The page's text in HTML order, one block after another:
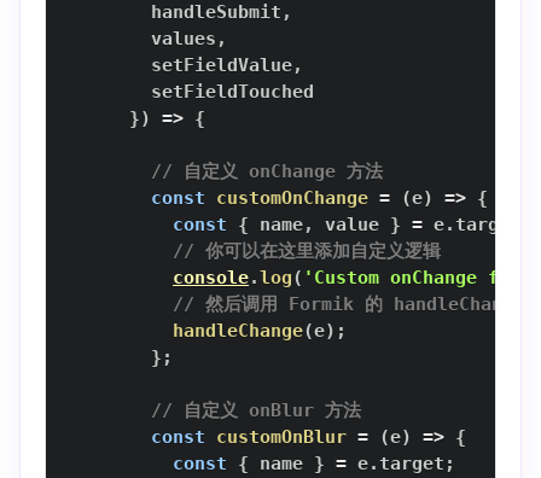
        handleSubmit
,
        values
,
        setFieldValue
,
}) => {
// 自定义 onChange 方法
const
customOnChange = (e) => {
const
{ name, value } = e.target
// 你可以在这里添加自定义逻辑
console.log( 'Custom onChange for'
// 然后调用 Formik 的 handleChange
handleChange(e) ;
} ;
// 自定义 onBlur 方法
const
customOnBlur = (e) => {
const
{ name } = e.target ;